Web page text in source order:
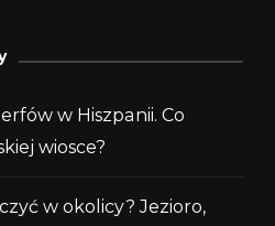
w Hiszpanii. Co
wiosce?
w okolicy? Jezioro,